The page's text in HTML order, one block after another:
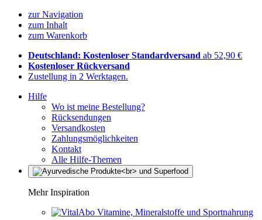
zur Navigation
zum Inhalt
zum Warenkorb
Deutschland: Kostenloser Standardversand ab 52,90 €
Kostenloser Rückversand
Zustellung in 2 Werktagen.
Hilfe
Wo ist meine Bestellung?
Rücksendungen
Versandkosten
Zahlungsmöglichkeiten
Kontakt
Alle Hilfe-Themen
Mehr Inspiration
Vitamine, Mineralstoffe und Sportnahrung